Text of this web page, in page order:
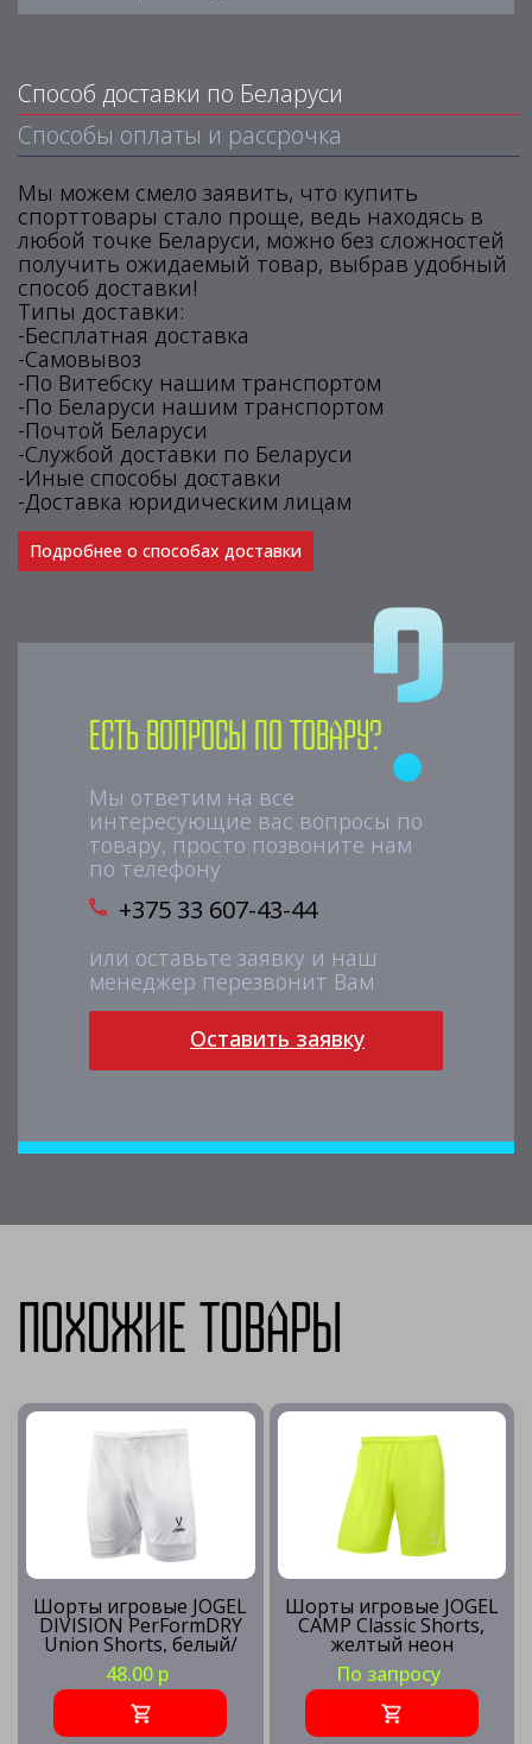
Способ доставки по Беларуси
Способы оплаты и рассрочка
Мы можем смело заявить, что купить
спорттовары стало проще, ведь находясь в
любой точке Беларуси, можно без сложностей
получить ожидаемый товар, выбрав удобный
способ доставки!
Типы доставки:
-Бесплатная доставка
-Самовывоз
-По Витебску нашим транспортом
-По Беларуси нашим транспортом
-Почтой Беларуси
-Службой доставки по Беларуси
-Иные способы доставки
-Доставка юридическим лицам
Подробнее о способах доставки
Есть вопросы по товару?
Мы ответим на все
интересующие вас вопросы по
товару, просто позвоните нам
по телефону
+375 33 607-43-44
или оставьте заявку и наш
менеджер перезвонит Вам
Оставить заявку
Похожие товары
Шорты игровые JOGEL
DIVISION PerFormDRY
Union Shorts, белый/
белый
48.00 р
Шорты игровые JOGEL
CAMP Classic Shorts,
желтый неон
По запросу